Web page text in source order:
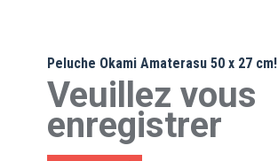
Peluche Okami Amaterasu 50 x 27 cm!
Veuillez vous
enregistrer